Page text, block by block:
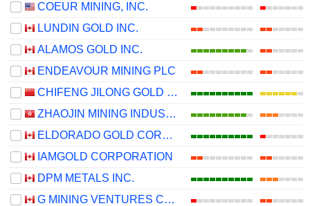
COEUR MINING, INC.
LUNDIN GOLD INC.
ALAMOS GOLD INC.
ENDEAVOUR MINING PLC
CHIFENG JILONG GOLD MINING GROUP LIMITED
ZHAOJIN MINING INDUSTRY COMPANY LIMITED
ELDORADO GOLD CORPORATION
IAMGOLD CORPORATION
DPM METALS INC.
G MINING VENTURES CORP.